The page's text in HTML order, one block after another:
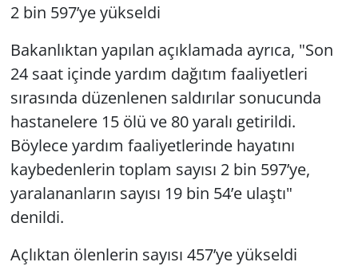
2 bin 597’ye yükseldi
Bakanlıktan yapılan açıklamada ayrıca, "Son
24 saat içinde yardım dağıtım faaliyetleri
sırasında düzenlenen saldırılar sonucunda
hastanelere 15 ölü ve 80 yaralı getirildi.
Böylece yardım faaliyetlerinde hayatını
kaybedenlerin toplam sayısı 2 bin 597’ye,
yaralananların sayısı 19 bin 54’e ulaştı"
denildi.
Açlıktan ölenlerin sayısı 457’ye yükseldi